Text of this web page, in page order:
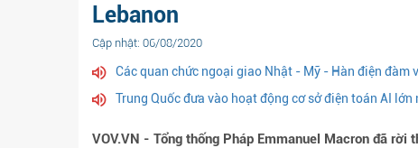
Lebanon
Cập nhật: 06/08/2020
Các quan chức ngoại giao Nhật - Mỹ - Hàn điện đàm
Trung Quốc đưa vào hoạt động cơ sở điện toán AI lớn
VOV.VN - Tổng thống Pháp Emmanuel Macron đã